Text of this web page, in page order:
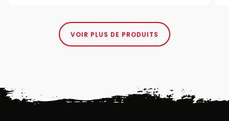
VOIR PLUS DE PRODUITS